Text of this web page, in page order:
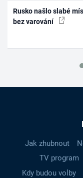
Rusko našlo slabé
bez varování
Jak zhubnout
TV program
Kdy budou volby